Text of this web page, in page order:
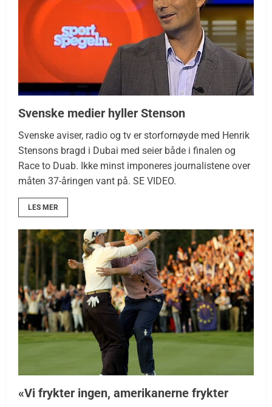
Svenske medier hyller Stenson
Svenske aviser, radio og tv er storfornøyde med Henrik
Stensons bragd i Dubai med seier både i finalen og
Race to Duab. Ikke minst imponeres journalistene over
måten 37-åringen vant på. SE VIDEO.
LES MER
«Vi frykter ingen, amerikanerne frykter